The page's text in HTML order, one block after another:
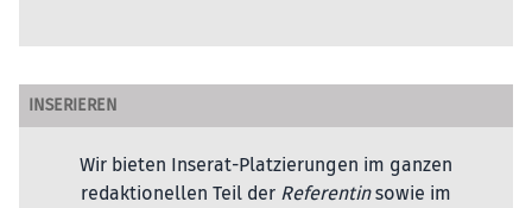
INSERIEREN
Wir bieten Inserat-Platzierungen im ganzen
redaktionellen Teil der Referentinsowie im